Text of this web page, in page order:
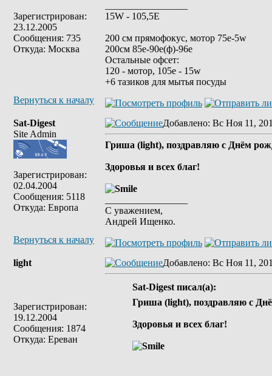
Зарегистрирован:
23.12.2005
Сообщения: 735
Откуда: Москва
15W - 105,5E
200 см прямофокус, мотор 75е-5w
200см 85e-90e(ф)-96e
Остальные офсет:
120 - мотор, 105е - 15w
+6 тазиков для мытья посуды
Вернуться к началу
Sat-Digest
Site Admin
Зарегистрирован:
02.04.2004
Сообщения: 5118
Откуда: Европа
Добавлено: Вс Ноя 11,
Гриша (light), поздравляю с Днём
Здоровья и всех благ!
С уважением,
Андрей Ищенко.
Вернуться к началу
light
Зарегистрирован:
19.12.2004
Сообщения: 1874
Откуда: Ереван
Добавлено: Вс Ноя 11,
Sat-Digest писал(а):
Гриша (light), поздравляю с
Здоровья и всех благ!